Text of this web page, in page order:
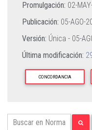
Promulgación: 02-
Publicación: 05-AGO-
Versión: Única - 05-
Última modificación:
CONCORDANCIA